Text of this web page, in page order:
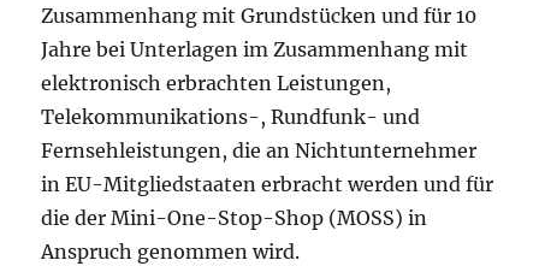
Zusammenhang mit Grundstücken und für 10
Jahre bei Unterlagen im Zusammenhang mit
elektronisch erbrachten Leistungen,
Telekommunikations-, Rundfunk- und
Fernsehleistungen, die an Nichtunternehmer
in EU-Mitgliedstaaten erbracht werden und für
die der Mini-One-Stop-Shop (MOSS) in
Anspruch genommen wird.